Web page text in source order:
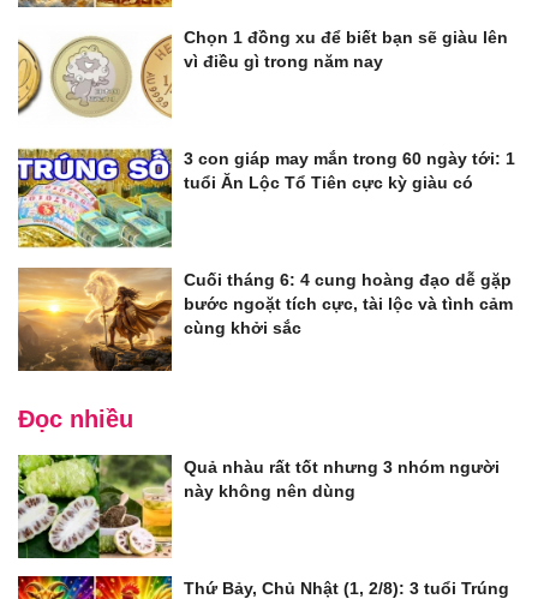
Chọn 1 đồng xu để biết bạn sẽ giàu lên
vì điều gì trong năm nay
3 con giáp may mắn trong 60 ngày tới: 1
tuổi Ăn Lộc Tổ Tiên cực kỳ giàu có
Cuối tháng 6: 4 cung hoàng đạo dễ gặp
bước ngoặt tích cực, tài lộc và tình cảm
cùng khởi sắc
Đọc nhiều
Quả nhàu rất tốt nhưng 3 nhóm người
này không nên dùng
Thứ Bảy, Chủ Nhật (1, 2/8): 3 tuổi Trúng